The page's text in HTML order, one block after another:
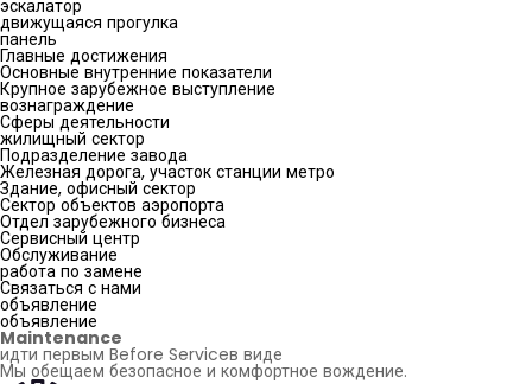
эскалатор
движущаяся прогулка
панель
Главные достижения
Основные внутренние показатели
Крупное зарубежное выступление
вознаграждение
Сферы деятельности
жилищный сектор
Подразделение завода
Железная дорога, участок станции метро
Здание, офисный сектор
Сектор объектов аэропорта
Отдел зарубежного бизнеса
Сервисный центр
Обслуживание
работа по замене
Связаться с нами
объявление
объявление
Maintenance
идти первым Before Serviceв виде
Мы обещаем безопасное и комфортное вождение.